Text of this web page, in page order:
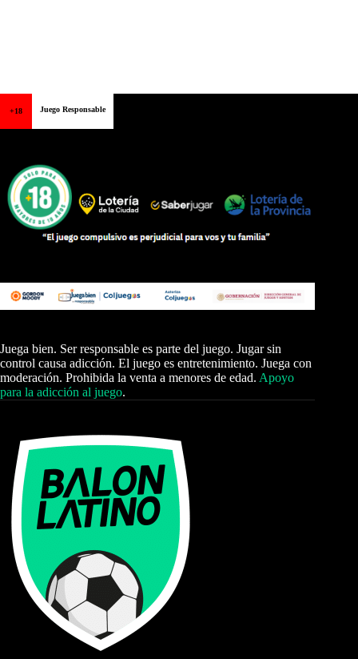
+18 Juego Responsable
Juega bien. Ser responsable es parte del juego. Jugar sin
control causa adicción. El juego es entretenimiento. Juega con
moderación. Prohibida la venta a menores de edad. Apoyo
para la adicción al juego.